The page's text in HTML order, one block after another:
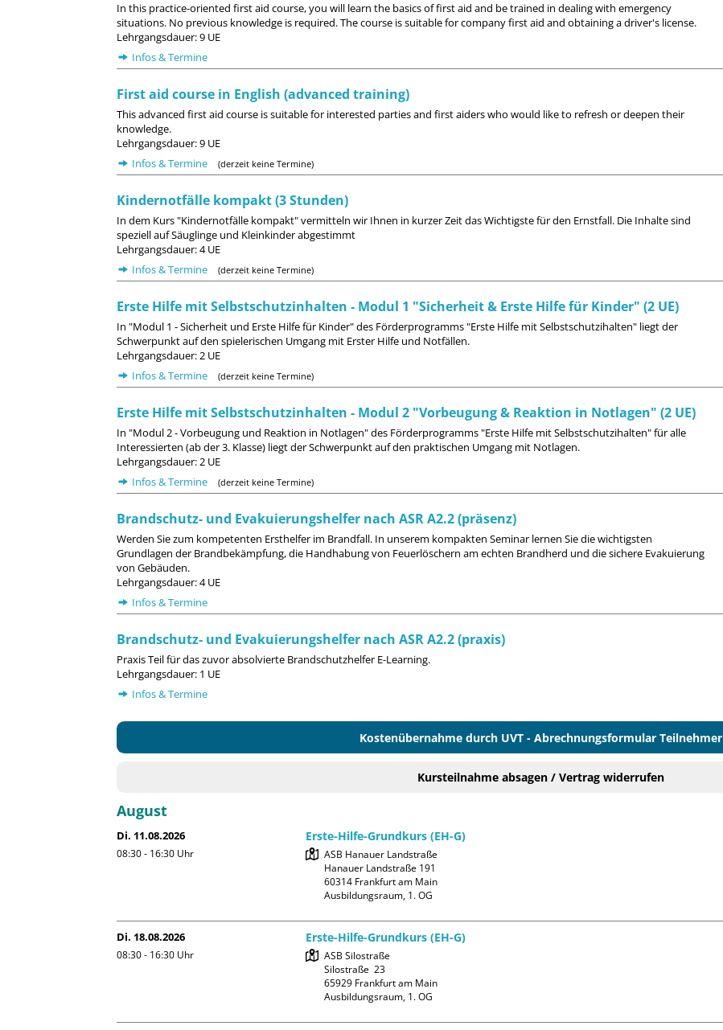
In this practice-oriented first aid course, you will learn the basics of first aid and be trained in dealing with emergency
situations. No previous knowledge is required. The course is suitable for company first aid and obtaining a driver's license.
Lehrgangsdauer: 9 UE
Infos & Termine
First aid course in English (advanced training)
This advanced first aid course is suitable for interested parties and first aiders who would like to refresh or deepen their
knowledge.
Lehrgangsdauer: 9 UE
Infos & Termine
(derzeit keine Termine)
Kindernotfälle kompakt (3 Stunden)
In dem Kurs "Kindernotfälle kompakt" vermitteln wir Ihnen in kurzer Zeit das Wichtigste für den Ernstfall. Die Inhalte sind
speziell auf Säuglinge und Kleinkinder abgestimmt
Lehrgangsdauer: 4 UE
Infos & Termine
(derzeit keine Termine)
Erste Hilfe mit Selbstschutzinhalten - Modul 1 "Sicherheit & Erste Hilfe für Kinder" (2 UE)
In "Modul 1 - Sicherheit und Erste Hilfe für Kinder" des Förderprogramms "Erste Hilfe mit Selbstschutzihalten" liegt der
Schwerpunkt auf den spielerischen Umgang mit Erster Hilfe und Notfällen.
Lehrgangsdauer: 2 UE
Infos & Termine
(derzeit keine Termine)
Erste Hilfe mit Selbstschutzinhalten - Modul 2 "Vorbeugung & Reaktion in Notlagen" (2 UE)
In "Modul 2 - Vorbeugung und Reaktion in Notlagen" des Förderprogramms "Erste Hilfe mit Selbstschutzihalten" für alle
Interessierten (ab der 3. Klasse) liegt der Schwerpunkt auf den praktischen Umgang mit Notlagen.
Lehrgangsdauer: 2 UE
Infos & Termine
(derzeit keine Termine)
Brandschutz- und Evakuierungshelfer nach ASR A2.2 (präsenz)
Werden Sie zum kompetenten Ersthelfer im Brandfall. In unserem kompakten Seminar lernen Sie die wichtigsten
Grundlagen der Brandbekämpfung, die Handhabung von Feuerlöschern am echten Brandherd und die sichere Evakuierung
von Gebäuden.
Lehrgangsdauer: 4 UE
Infos & Termine
Brandschutz- und Evakuierungshelfer nach ASR A2.2 (praxis)
Praxis Teil für das zuvor absolvierte Brandschutzhelfer E-Learning.
Lehrgangsdauer: 1 UE
Infos & Termine
Kostenübernahme durch UVT - Abrechnungsformular Teilnehmer
Kursteilnahme absagen / Vertrag widerrufen
August
Di. 11.08.2026
08:30 - 16:30 Uhr
Erste-Hilfe-Grundkurs (EH-G)
ASB Hanauer Landstraße
Hanauer Landstraße 191
60314 Frankfurt am Main
Ausbildungsraum, 1. OG
Di. 18.08.2026
08:30 - 16:30 Uhr
Erste-Hilfe-Grundkurs (EH-G)
ASB Silostraße
Silostraße  23
65929 Frankfurt am Main
Ausbildungsraum, 1. OG